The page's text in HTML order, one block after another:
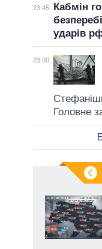
23:45
Кабмін
ударів
23:00
Головне